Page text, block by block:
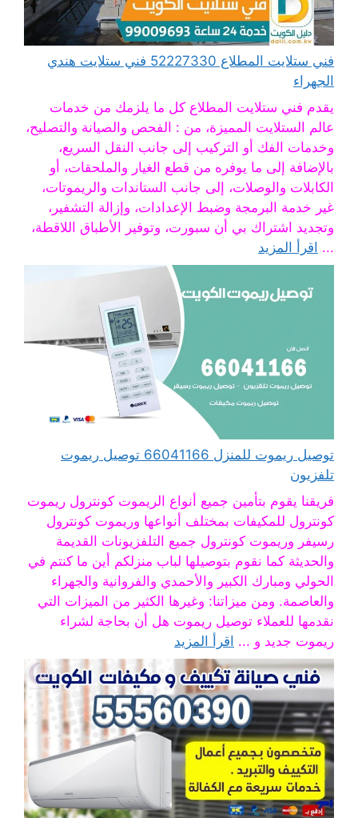
فني ستلايت المطلاع 52227330 فني ستلايت هندي
الجهراء
يقدم فني ستلايت المطلاع كل ما يلزمك من خدمات
عالم الستلايت المميزة، من : الفحص والصيانة والتصليح،
وخدمات الفك أو التركيب إلى جانب النقل السريع،
بالإضافة إلى ما يوفره من قطع الغيار والملحقات، أو
الكابلات والوصلات، إلى جانب الستاندات والريموتات،
غير خدمة البرمجة وضبط الإعدادات، وإزالة التشفير،
وتجديد اشتراك بي أن سبورت، وتوفير الأطباق اللاقطة،
... اقرأ المزيد
توصيل ريموت للمنزل 66041166 توصيل ريموت
تلفزيون
فريقنا يقوم بتأمين جميع أنواع الريموت كونترول ريموت
كونترول للمكيفات بمختلف أنواعها وريموت كونترول
رسيفر وريموت كونترول جميع التلفزيونات القديمة
والحديثة كما نقوم بتوصيلها لباب منزلكم أين ما كنتم في
الحولي ومبارك الكبير والأحمدي والفروانية والجهراء
والعاصمة. ومن ميزاتنا: وغيرها الكثير من الميزات التي
نقدمها للعملاء توصيل ريموت هل أن بحاجة لشراء
ريموت جديد و ... اقرأ المزيد